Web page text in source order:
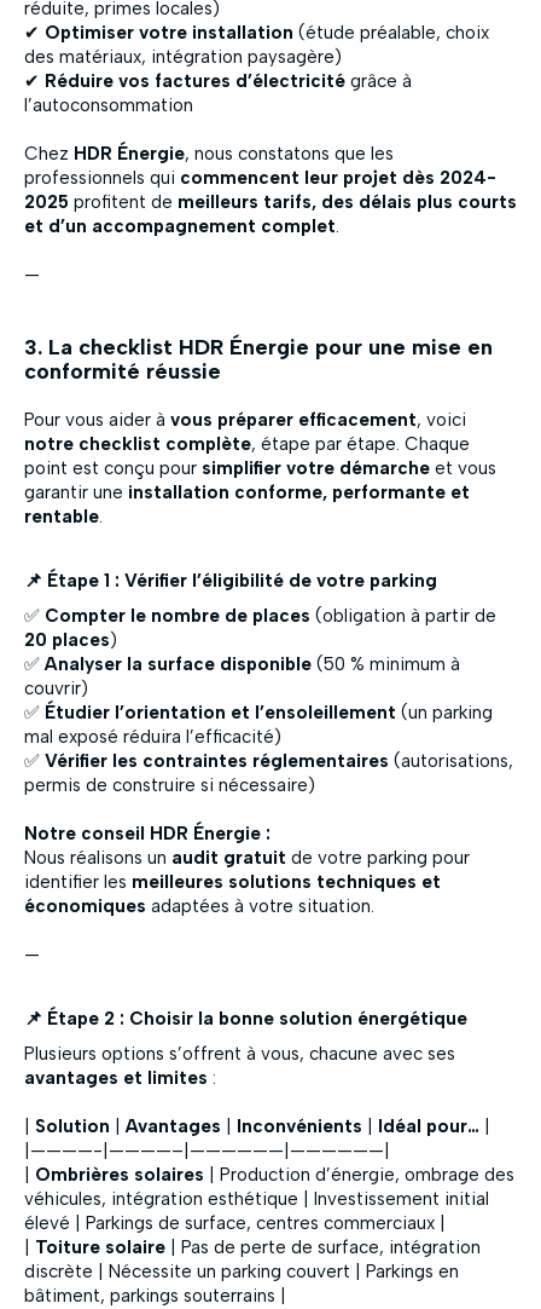
réduite, primes locales)
✔ Optimiser votre installation (étude préalable, choix
des matériaux, intégration paysagère)
✔ Réduire vos factures d’électricité grâce à
l’autoconsommation
Chez HDR Énergie, nous constatons que les
professionnels qui commencent leur projet dès 2024-
2025 profitent de meilleurs tarifs, des délais plus courts
et d’un accompagnement complet.
—
3. La checklist HDR Énergie pour une mise en
conformité réussie
Pour vous aider à vous préparer efficacement, voici
notre checklist complète, étape par étape. Chaque
point est conçu pour simplifier votre démarche et vous
garantir une installation conforme, performante et
rentable.
📌 Étape 1 : Vérifier l’éligibilité de votre parking
✅ Compter le nombre de places (obligation à partir de
20 places)
✅Analyser la surface disponible (50 % minimum à
couvrir)
✅ Étudier l’orientation et l’ensoleillement (un parking
mal exposé réduira l’efficacité)
✅ Vérifier les contraintes réglementaires (autorisations,
permis de construire si nécessaire)
Notre conseil HDR Énergie :
Nous réalisons un audit gratuit de votre parking pour
identifier les meilleures solutions techniques et
économiques adaptées à votre situation.
—
📌 Étape 2 : Choisir la bonne solution énergétique
Plusieurs options s’offrent à vous, chacune avec ses
avantages et limites :
Solution |Avantages Inconvénients Idéal pour…
|————-|————–|——————|——————|
Ombrières solaires | Production d’énergie, ombrage des
véhicules, intégration esthétique | Investissement initial
élevé | Parkings de surface, centres commerciaux |
Toiture solaire | Pas de perte de surface, intégration
discrète | Nécessite un parking couvert | Parkings en
bâtiment, parkings souterrains |